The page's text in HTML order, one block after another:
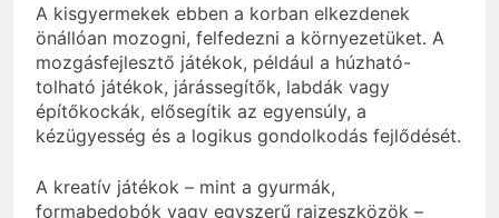
A kisgyermekek ebben a korban elkezdenek
önállóan mozogni, felfedezni a környezetüket. A
mozgásfejlesztő játékok, például a húzható-
tolható játékok, járássegítők, labdák vagy
építőkockák, elősegítik az egyensúly, a
kézügyesség és a logikus gondolkodás fejlődését.
A kreatív játékok – mint a gyurmák,
formabedobók vagy egyszerű rajzeszközök –